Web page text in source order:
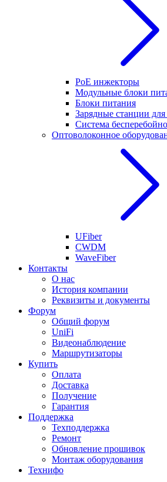
PoE инжекторы
Модульные блоки
Блоки питания
Зарядные станции
Система
Оптоволоконное
UFiber
CWDM
WaveFiber
Контакты
О нас
История компании
Реквизиты и документы
Форум
Общий форум
UniFi
Видеонаблюдение
Маршрутизаторы
Купить
Оплата
Доставка
Получение
Гарантия
Поддержка
Техподдержка
Ремонт
Обновление прошивок
Монтаж оборудования
Технифо